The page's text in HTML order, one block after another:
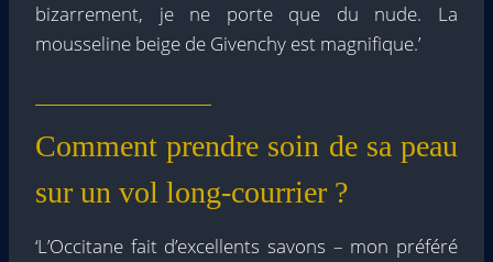
bizarrement, je ne porte que du nude. La
mousseline beige de Givenchy est magnifique.’
Comment prendre soin de sa peau
sur un vol long-courrier ?
‘L’Occitane fait d’excellents savons – mon préféré